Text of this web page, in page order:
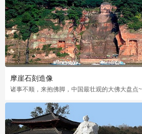
摩崖石刻造像